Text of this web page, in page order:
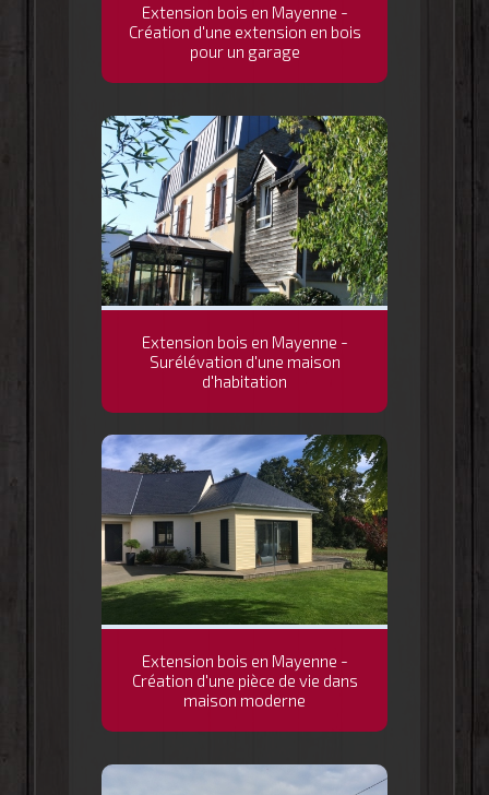
Extension bois en Mayenne -
Création d'une extension en bois
pour un garage
Extension bois en Mayenne -
Surélévation d'une maison
d'habitation
Extension bois en Mayenne -
Création d'une pièce de vie dans
maison moderne